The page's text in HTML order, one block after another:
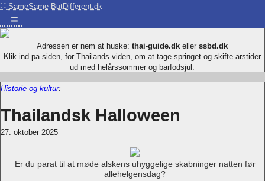
∷ SameSame-ButDifferent.dk
≡
Adressen er nem at huske: thai-guide.dk eller ssbd.dk
Klik ind på siden, for Thailands-viden, om at tage springet og skifte årstider
ud med helårssommer og barfodsjul.
Historie og kultur:
Thailandsk Halloween
27. oktober 2025
Er du parat til at møde alskens uhyggelige skabninger natten før
allehelgensdag?